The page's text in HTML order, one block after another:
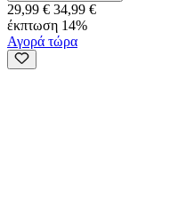
29,99 € 34,99 €
έκπτωση 14%
Αγορά τώρα